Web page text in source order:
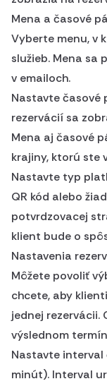
Mena a časové
Vyberte menu, v
služieb. Mena sa
v emailoch.
Nastavte časové
rezervácií sa
Mena aj časové
krajiny, ktorú ste
Nastavte typ
QR kód alebo
potvrdzovacej
klient bude o
Nastavenia
Môžete povoliť
chcete, aby
jednej rezervácii.
výslednom
Nastavte interval
minút). Interval